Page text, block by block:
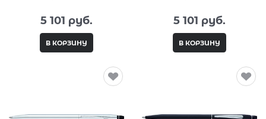
5 101 руб.
В КОРЗИНУ
5 101 руб.
В КОРЗИНУ